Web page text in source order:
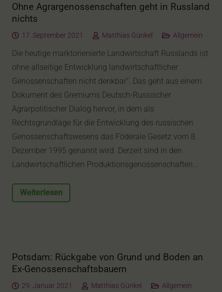
Ohne Agrargenossenschaften geht in Russland
nichts
17. September 2021 Matthias Günkel Allgemein
Die heutige marktorienierte Landwirtschaft Russlands ist
ohne allseitige Entwicklung landwirtschaftlicher
Genossenschaften nicht denkbar“. Das geht aus einem
Dokument des Gremiums Deutsch-Russischer
Agrarpolitischer Dialog hervor, in dem als
Rechtsgrundlage für die Entwicklung des russischen
Genossenschaftswesens das Föderale Gesetz vom 8.
Dezember 1995 genannt wird. Derzeit sind in den
Landwirtschaftlichen Produktionsgenossenschaften…
Weiterlesen
Potsdam: Rückgabe von Grund und Boden an
Ex-Genossenschaftsbauern
29. Januar 2021 Matthias Günkel Allgemein